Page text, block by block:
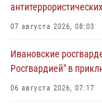
07 августа 2026, 08:03
Ивановские
Росгвардией" в
06 августа 2026, 07:17